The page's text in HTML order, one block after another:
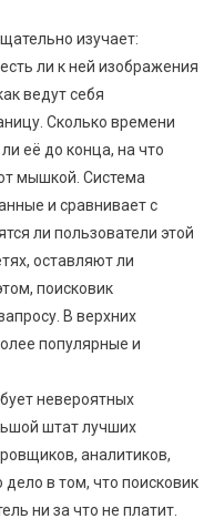
изучает:
ли к ней изображения
ведут себя
Сколько времени
её до конца, на что
мышкой. Система
и сравнивает с
ли пользователи этой
оставляют ли
поисковик
В верхних
популярные и
невероятных
штат лучших
аналитиков,
в том, что поисковик
ни за что не платит.